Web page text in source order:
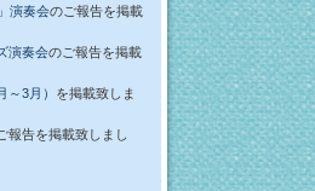
演奏会のご報告を掲載
演奏会のご報告を掲載
～3月） を掲載致しま
報告を掲載致しまし